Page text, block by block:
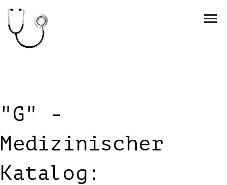
"G" -
Medizinischer
Katalog: